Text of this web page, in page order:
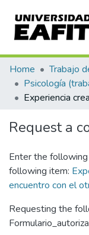
Communities &
All of DSpace
Home Trabajo
Psicología
Request a
Enter the
following item:
encuentro con el
Requesting the